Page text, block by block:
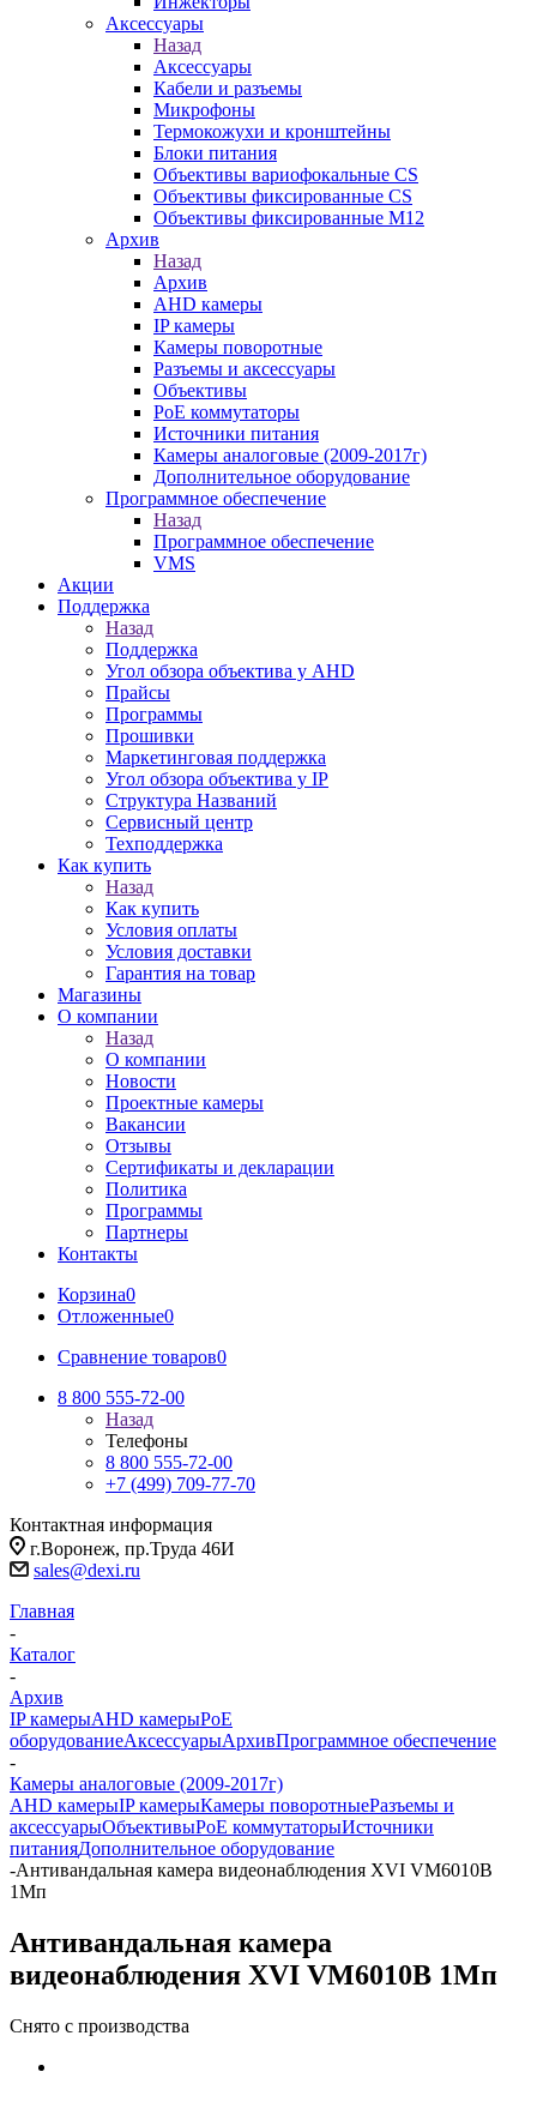
Аксессуары
Назад
Аксессуары
Кабели и разъемы
Микрофоны
Термокожухи и кронштейны
Блоки питания
Объективы вариофокальные CS
Объективы фиксированные CS
Объективы фиксированные М12
Архив
Назад
Архив
AHD камеры
IP камеры
Камеры поворотные
Разъемы и аксессуары
Объективы
PoE коммутаторы
Источники питания
Камеры аналоговые (2009-2017г)
Дополнительное оборудование
Программное обеспечение
Назад
Программное обеспечение
VMS
Акции
Поддержка
Назад
Поддержка
Угол обзора объектива у AHD
Прайсы
Программы
Прошивки
Маркетинговая поддержка
Угол обзора объектива у IP
Структура Названий
Сервисный центр
Техподдержка
Как купить
Назад
Как купить
Условия оплаты
Условия доставки
Гарантия на товар
Магазины
О компании
Назад
О компании
Новости
Проектные камеры
Вакансии
Отзывы
Сертификаты и декларации
Политика
Программы
Партнеры
Контакты
Корзина0
Отложенные0
Сравнение товаров0
8 800 555-72-00
Назад
Телефоны
8 800 555-72-00
+7 (499) 709-77-70
Контактная информация
г.Воронеж, пр.Труда 46И
sales@dexi.ru
Главная
-
Каталог
-
Архив
IP камерыAHD камерыPoE
оборудованиеАксессуарыАрхивПрограммное обеспечение
-
Камеры аналоговые (2009-2017г)
AHD камерыIP камерыКамеры поворотныеРазъемы и
аксессуарыОбъективыPoE коммутаторыИсточники
питанияДополнительное оборудование
-Антивандальная камера видеонаблюдения XVI VM6010B
1Мп
Антивандальная камера
видеонаблюдения XVI VM6010B 1Мп
Снято с производства